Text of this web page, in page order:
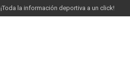
¡Toda la información deportiva a un click!